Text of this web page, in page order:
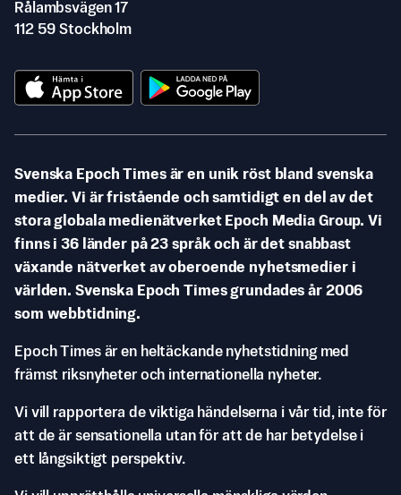
Rålambsvägen 17
112 59 Stockholm
Svenska Epoch Times är en unik röst bland svenska
medier. Vi är fristående och samtidigt en del av det
stora globala medienätverket Epoch Media Group. Vi
finns i 36 länder på 23 språk och är det snabbast
växande nätverket av oberoende nyhetsmedier i
världen. Svenska Epoch Times grundades år 2006
som webbtidning.
Epoch Times är en heltäckande nyhetstidning med
främst riksnyheter och internationella nyheter.
Vi vill rapportera de viktiga händelserna i vår tid, inte för
att de är sensationella utan för att de har betydelse i
ett långsiktigt perspektiv.